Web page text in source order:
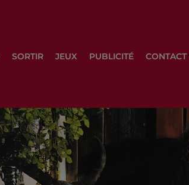
SORTIR JEUX PUBLICITÉ CONTACT